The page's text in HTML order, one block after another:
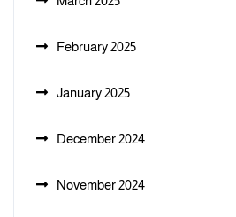
February 2025
January 2025
December 2024
November 2024